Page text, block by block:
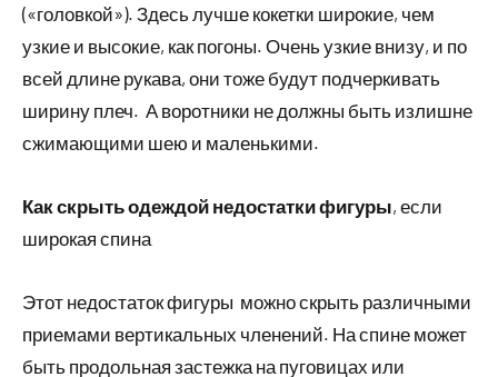
(«головкой»). Здесь лучше кокетки широкие, чем
узкие и высокие, как погоны. Очень узкие внизу, и по
всей длине рукава, они тоже будут подчеркивать
ширину плеч. А воротники не должны быть излишне
сжимающими шею и маленькими.
Как скрыть одеждой недостатки фигуры, если
широкая спина
Этот недостаток фигуры можно скрыть различными
приемами вертикальных членений. На спине может
быть продольная застежка на пуговицах или